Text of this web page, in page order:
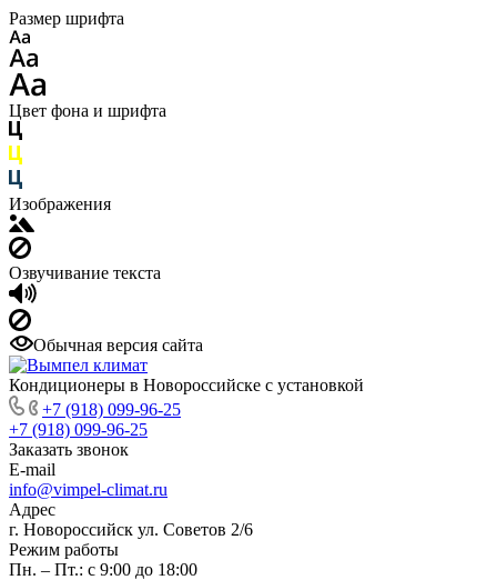
Размер шрифта
Цвет фона и шрифта
Изображения
Озвучивание текста
Обычная версия сайта
Кондиционеры в Новороссийске с установкой
+7 (918) 099-96-25
+7 (918) 099-96-25
Заказать звонок
E-mail
info@vimpel-climat.ru
Адрес
г. Новороссийск ул. Советов 2/6
Режим работы
Пн. – Пт.: с 9:00 до 18:00